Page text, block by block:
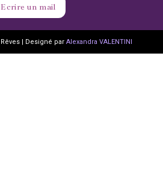
Ecrire un mail
| Designé par Alexandra VALENTINI